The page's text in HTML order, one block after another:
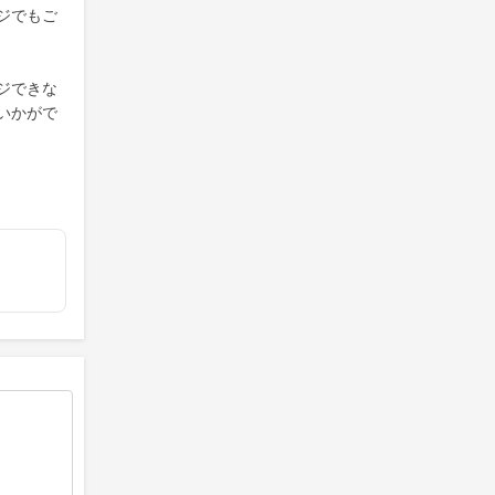
でもご
できな
かがで